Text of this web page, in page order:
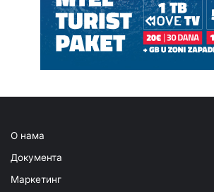
О нама
Документа
Маркетинг